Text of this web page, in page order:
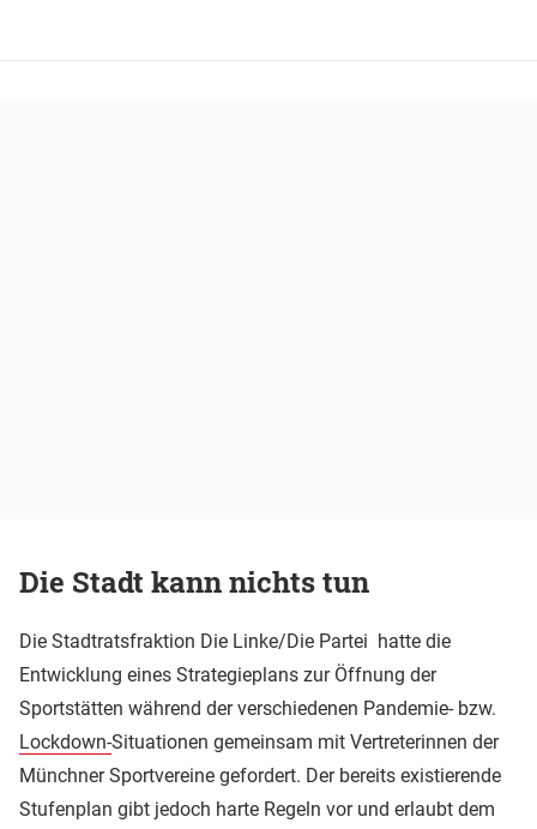
Die Stadt kann nichts tun
Die Stadtratsfraktion Die Linke/Die Partei hatte die
Entwicklung eines Strategieplans zur Öffnung der
Sportstätten während der verschiedenen Pandemie- bzw.
Lockdown-Situationen gemeinsam mit Vertreterinnen der
Münchner Sportvereine gefordert. Der bereits existierende
Stufenplan gibt jedoch harte Regeln vor und erlaubt dem